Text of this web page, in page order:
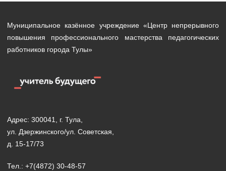
Муниципальное казённое учреждение «Центр непрерывного
повышения профессионального мастерства педагогических
работников города Тулы»
Адрес: 300041, г. Тула,
ул. Дзержинского/ул. Советская,
д. 15-17/73
Тел.: +7(4872) 30-48-57